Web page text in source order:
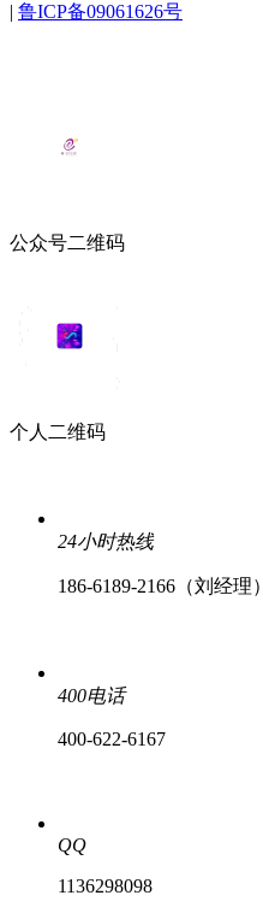
| 鲁ICP备09061626号
公众号二维码
个人二维码
24小时热线
186-6189-2166（刘经理）
400电话
400-622-6167
QQ
1136298098